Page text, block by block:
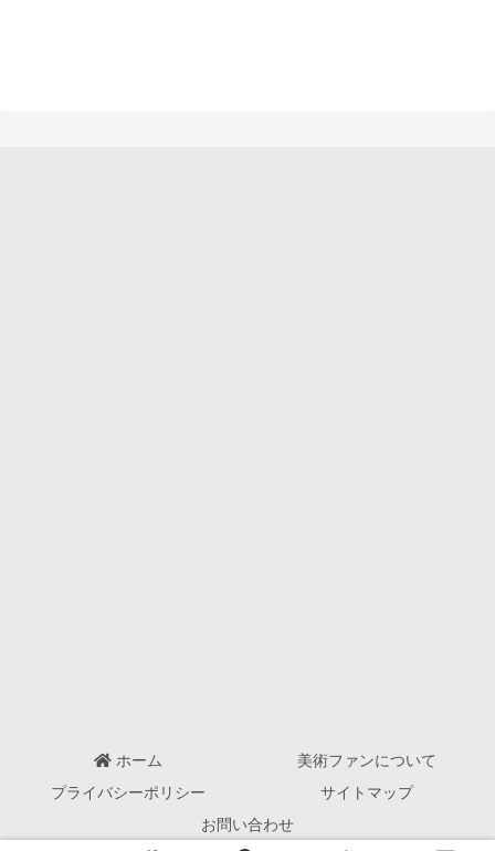
ホーム
美術ファンについて
プライバシーポリシー
サイトマップ
お問い合わせ